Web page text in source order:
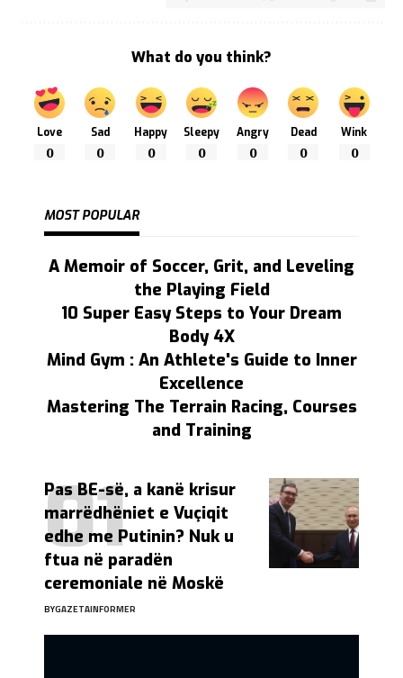
What do you think?
Love
0
Sad
0
Happy
0
Sleepy
0
Angry
0
Dead
0
Wink
0
MOST POPULAR
A Memoir of Soccer, Grit, and Leveling
the Playing Field
10 Super Easy Steps to Your Dream
Body 4X
Mind Gym : An Athlete's Guide to Inner
Excellence
Mastering The Terrain Racing, Courses
and Training
Pas BE-së, a kanë krisur
marrëdhëniet e Vuçiqit
edhe me Putinin? Nuk u
ftua në paradën
ceremoniale në Moskë
BYGAZETAINFORMER